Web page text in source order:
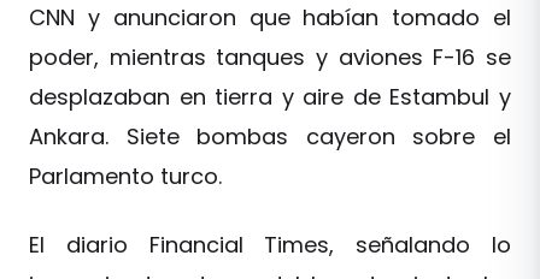
CNN y anunciaron que habían tomado el
poder, mientras tanques y aviones F-16 se
desplazaban en tierra y aire de Estambul y
Ankara. Siete bombas cayeron sobre el
Parlamento turco.
El diario Financial Times, señalando lo